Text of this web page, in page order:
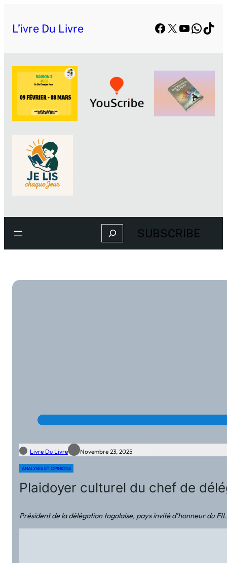
L’ivre Du Livre Facebook
X YouTube
Search SUBSCRIBE
Livre Du Livre Novembre 23, 2025
ANALYSES ET OPINIONS
Plaidoyer culturel du chef de
Président de la délégation togolaise, pays invité d’honneur du